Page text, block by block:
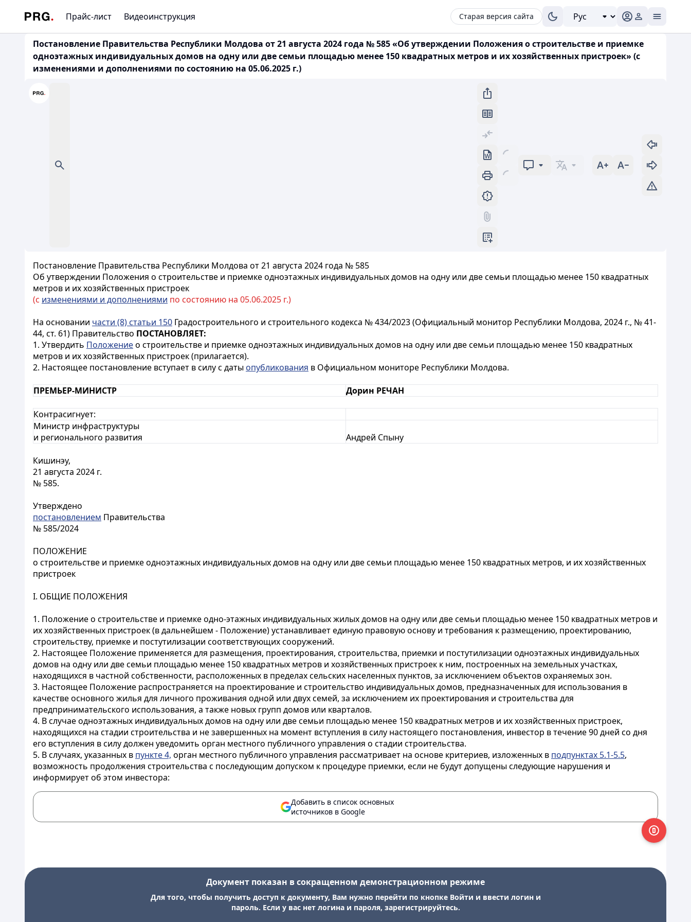
Прайс-лист Видеоинструкция Старая версия сайта
Постановление Правительства Республики Молдова от 21 августа 2024 года № 585 «Об утверждении Положения о строительстве и приемке
одноэтажных индивидуальных домов на одну или две семьи площадью менее 150 квадратных метров и их хозяйственных пристроек» (с
изменениями и дополнениями по состоянию на 05.06.2025 г.)
Постановление Правительства Республики Молдова от 21 августа 2024 года № 585
Об утверждении Положения о строительстве и приемке одноэтажных индивидуальных домов на одну или две семьи площадью менее 150 квадратных
метров и их хозяйственных пристроек
(с изменениями и дополнениями по состоянию на 05.06.2025 г.)
На основании части (8) статьи 150 Градостроительного и строительного кодекса № 434/2023 (Официальный монитор Республики Молдова, 2024 г., № 41-
44, ст. 61) Правительство ПОСТАНОВЛЯЕТ:
1. Утвердить Положениео строительстве и приемке одноэтажных индивидуальных домов на одну или две семьи площадью менее 150 квадратных
метров и их хозяйственных пристроек (прилагается).
2. Настоящее постановление вступает в силу с даты опубликования в Официальном мониторе Республики Молдова.
ПРЕМЬЕР-МИНИСТР Дорин РЕЧАН
Контрасигнует:
Министр инфраструктуры
и регионального развития
Андрей Спыну
Кишинэу,
21 августа 2024 г.
№ 585.
Утверждено
постановлением Правительства
№ 585/2024
ПОЛОЖЕНИЕ
о строительстве и приемке одноэтажных индивидуальных домов на одну или две семьи площадью менее 150 квадратных метров, и их хозяйственных
пристроек
I. ОБЩИЕ ПОЛОЖЕНИЯ
1. Положение о строительстве и приемке одно-этажных индивидуальных жилых домов на одну или две семьи площадью менее 150 квадратных метров и
их хозяйственных пристроек (в дальнейшем - Положение) устанавливает единую правовую основу и требования к размещению, проектированию,
строительству, приемке и постутилизации соответствующих сооружений.
2. Настоящее Положение применяется для размещения, проектирования, строительства, приемки и постутилизации одноэтажных индивидуальных
домов на одну или две семьи площадью менее 150 квадратных метров и хозяйственных пристроек к ним, построенных на земельных участках,
находящихся в частной собственности, расположенных в пределах сельских населенных пунктов, за исключением объектов охраняемых зон.
3. Настоящее Положение распространяется на проектирование и строительство индивидуальных домов, предназначенных для использования в
качестве основного жилья для личного проживания одной или двух семей, за исключением их проектирования и строительства для
предпринимательского использования, а также новых групп домов или кварталов.
4. В случае одноэтажных индивидуальных домов на одну или две семьи площадью менее 150 квадратных метров и их хозяйственных пристроек,
находящихся на стадии строительства и не завершенных на момент вступления в силу настоящего постановления, инвестор в течение 90 дней со дня
его вступления в силу должен уведомить орган местного публичного управления о стадии строительства.
5. В случаях, указанных в пункте 4, орган местного публичного управления рассматривает на основе критериев, изложенных в подпунктах 5.1-5.5,
возможность продолжения строительства с последующим допуском к процедуре приемки, если не будут допущены следующие нарушения и
информирует об этом инвестора:
Добавить в список основных
источников в Google
Документ показан в сокращенном демонстрационном режиме
Для того, чтобы получить доступ к документу, Вам нужно перейти по кнопке Войти и ввести логин и
пароль. Если у вас нет логина и пароля, зарегистрируйтесь.